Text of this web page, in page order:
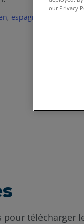
espagnol
pour télécharger
our Privacy